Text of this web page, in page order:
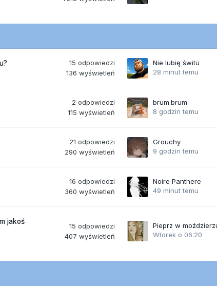
15 odpowiedzi
136 wyświetleń
Nie lubię świtu
28 minut temu
2 odpowiedzi
115 wyświetleń
brum.brum
8 godzin temu
21 odpowiedzi
290 wyświetleń
Grouchy
9 godzin temu
16 odpowiedzi
360 wyświetleń
Noire Panthere
49 minut temu
jakoś
15 odpowiedzi
407 wyświetleń
Pieprz w
Wtorek o 06:20